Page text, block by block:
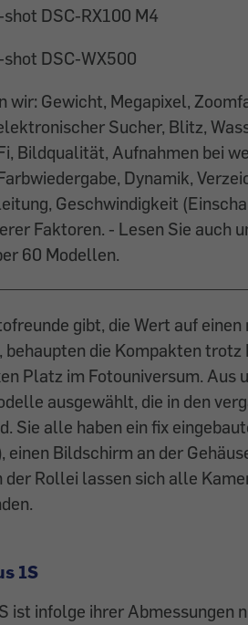
DSC-RX100 M4
shot DSC-WX500
wir: Gewicht, Megapixel,
Sucher, Blitz,
Bildqualität, Aufnahmen bei
Dynamik,
Geschwindigkeit
Faktoren. - Lesen Sie auch
60 Modellen.
gibt, die Wert auf
behaupten die Kompakten
Platz im Fotouniversum. Aus
ausgewählt, die in den
Sie alle haben ein fix
einen Bildschirm an der
der Rollei lassen sich alle
1S
ist infolge ihrer Abmessungen